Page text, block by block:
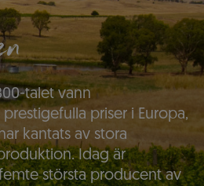
talet vann
priser i Europa,
kantats av stora
Idag är
största producent av